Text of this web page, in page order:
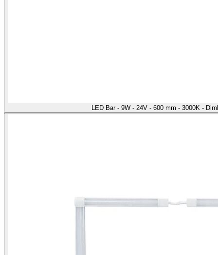
LED Bar - 9W - 24V - 600 mm - 3000K -